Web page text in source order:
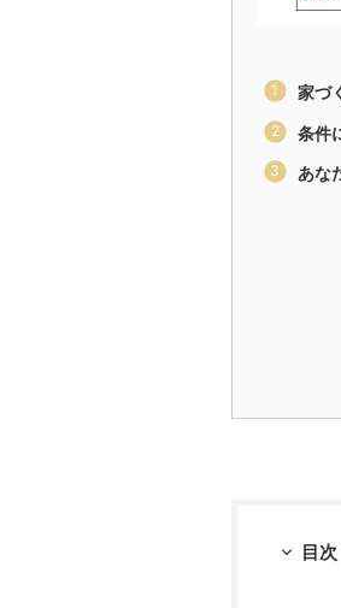
家づ
条件
あな
目次